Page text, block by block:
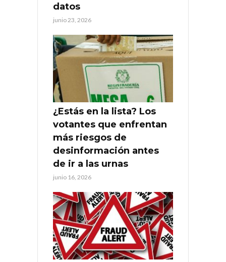
datos
junio 23, 2026
¿Estás en la lista? Los
votantes que enfrentan
más riesgos de
desinformación antes
de ir a las urnas
junio 16, 2026